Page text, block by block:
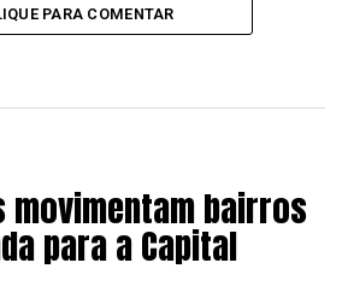
PARA COMENTAR
movimentam bairros
para a Capital